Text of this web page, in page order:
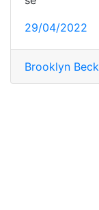
29/04/2022
Brooklyn